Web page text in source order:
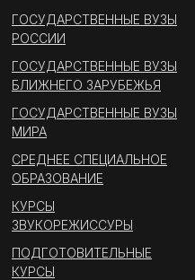
ГОСУДАРСТВЕННЫЕ ВУЗЫ
РОССИИ
ГОСУДАРСТВЕННЫЕ ВУЗЫ
БЛИЖНЕГО ЗАРУБЕЖЬЯ
ГОСУДАРСТВЕННЫЕ ВУЗЫ
МИРА
СРЕДНЕЕ СПЕЦИАЛЬНОЕ
ОБРАЗОВАНИЕ
КУРСЫ
ЗВУКОРЕЖИССУРЫ
ПОДГОТОВИТЕЛЬНЫЕ
КУРСЫ